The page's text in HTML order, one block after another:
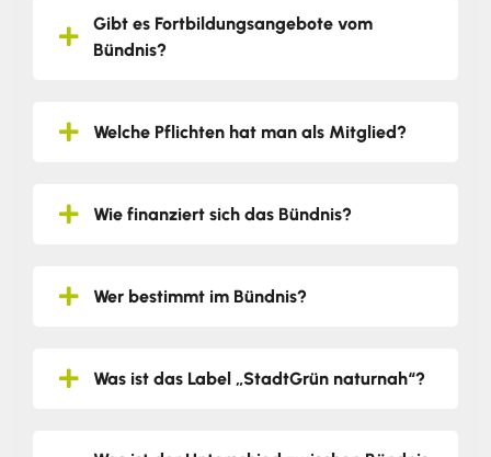
Gibt es Fortbildungsangebote vom
Bündnis?
Welche Pflichten hat man als Mitglied?
Wie finanziert sich das Bündnis?
Wer bestimmt im Bündnis?
Was ist das Label „StadtGrün naturnah“?